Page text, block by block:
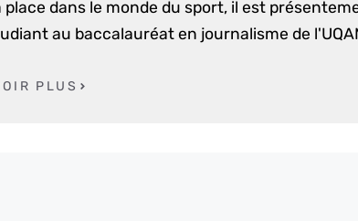
place dans le monde du sport, il est
au baccalauréat en journalisme de
PLUS